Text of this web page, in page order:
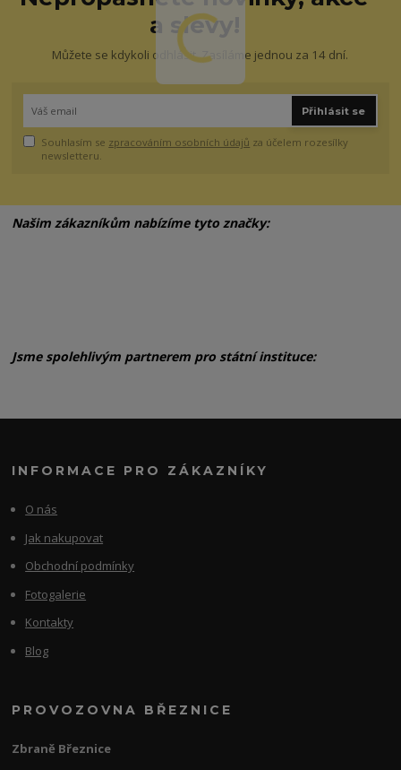
a slevy!
Můžete se kdykoli odhlásit. Zasíláme jednou za 14 dní.
Přihlásit se
Souhlasím se zpracováním osobních údajů za účelem rozesílky
newsletteru.
Našim zákazníkům nabízíme tyto značky:
Jsme spolehlivým partnerem pro státní instituce:
INFORMACE PRO ZÁKAZNÍKY
O nás
Jak nakupovat
Obchodní podmínky
Fotogalerie
Kontakty
Blog
PROVOZOVNA BŘEZNICE
Zbraně Březnice